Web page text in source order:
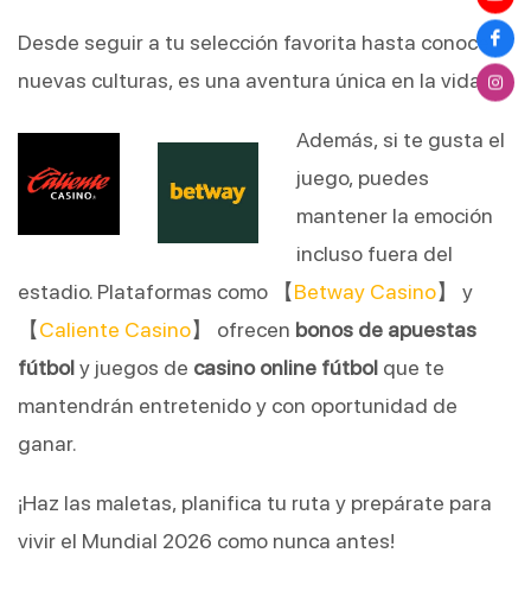
Desde seguir a tu selección favorita hasta conocer
nuevas culturas, es una aventura única en la vida.
Además, si te gusta el
juego, puedes
mantener la emoción
incluso fuera del
estadio. Plataformas como 【Betway Casino】 y
【Caliente Casino】 ofrecen bonos de apuestas
fútboly juegos de casino online fútbol que te
mantendrán entretenido y con oportunidad de
ganar.
¡Haz las maletas, planifica tu ruta y prepárate para
vivir el Mundial 2026 como nunca antes!